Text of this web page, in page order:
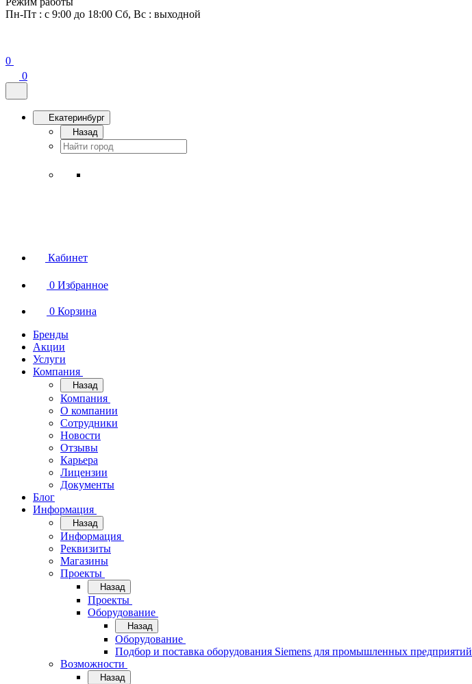
Пн-Пт : с 9:00 до 18:00 Сб, Вс : выходной
0
0
Екатеринбург
Назад
Кабинет
0 Избранное
0 Корзина
Бренды
Акции
Услуги
Компания
Назад
Компания
О компании
Сотрудники
Новости
Отзывы
Карьера
Лицензии
Документы
Блог
Информация
Назад
Информация
Реквизиты
Магазины
Проекты
Назад
Проекты
Оборудование
Назад
Оборудование
Подбор и поставка оборудования Siemens для промышленных предприятий
Возможности
Назад